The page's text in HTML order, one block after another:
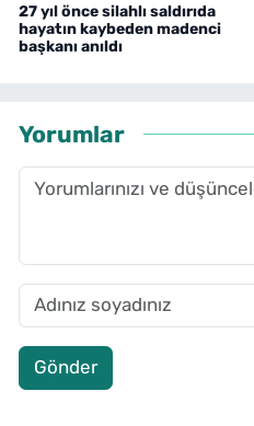
27 yıl önce silahlı saldırıda
hayatın kaybeden madenci
başkanı anıldı
Yorumlar
Gönder